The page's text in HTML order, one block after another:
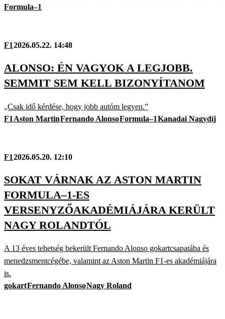
Formula–1
F12026.05.22. 14:48
ALONSO: ÉN VAGYOK A LEGJOBB.
SEMMIT SEM KELL BIZONYÍTANOM
„Csak idő kérdése, hogy jobb autóm legyen.”
F1 Aston MartinFernando AlonsoFormula–1Kanadai Nagydíj
F12026.05.20. 12:10
SOKAT VÁRNAK AZ ASTON MARTIN
FORMULA–1-ES
VERSENYZŐAKADÉMIÁJÁRA KERÜLT
NAGY ROLANDTÓL
A 13 éves tehetség bekerült Fernando Alonso gokartcsapatába és
menedzsmentcégébe, valamint az Aston Martin F1-es akadémiájára
is.
gokartFernando AlonsoNagy Roland